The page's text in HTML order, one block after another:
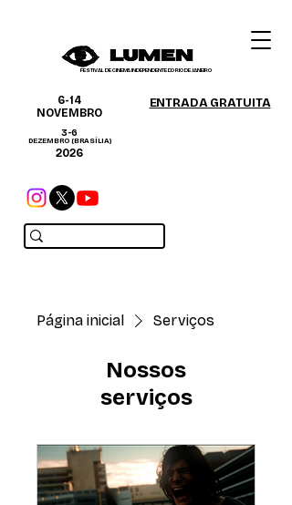
FESTIVAL DE CINEMA INDEPENDENTE DO RIO DE JANEIRO
6-14
NOVEMBRO
3-6
DEZEMBRO (BRASÍLIA)
2026
ENTRADA GRATUITA
Página inicial Serviços
Nossos
serviços